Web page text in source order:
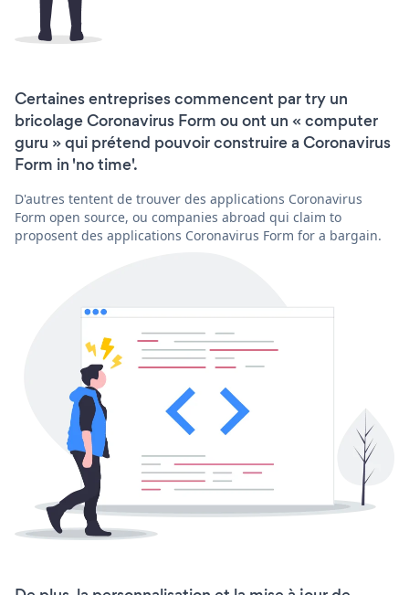
Certaines entreprises commencent par try un
bricolage Coronavirus Form ou ont un « computer
guru » qui prétend pouvoir construire a Coronavirus
Form in 'no time'.
D'autres tentent de trouver des applications Coronavirus
Form open source, ou companies abroad qui claim to
proposent des applications Coronavirus Form for a bargain.